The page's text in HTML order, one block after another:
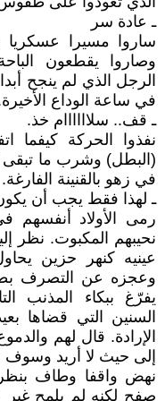
ـ عادة سر
ساروا مسيرا
وصاروا يقطعون
الرجل الذي لم ينجح
في ساعة الوداع
ـ قف.. سلاااااام خذ.
نفذوا الحركة كيفما
(البطل) وشرب ما تبقى
في زهو بالقنينة الفارغة.
ـ لهذا فقط يجب أن
رمى الأولاد أنفسهم
نحيبهم المكبوت. نظر
عينيه كنهر حزين
وعجزه عن التصرف
يفرّغ ببكاء المذنب
السنين التي قضاها
الإرادة. قال لهم
إلى حيث لا أريد
نهض واقفا وطاف
صفح لكنه لم يلمح